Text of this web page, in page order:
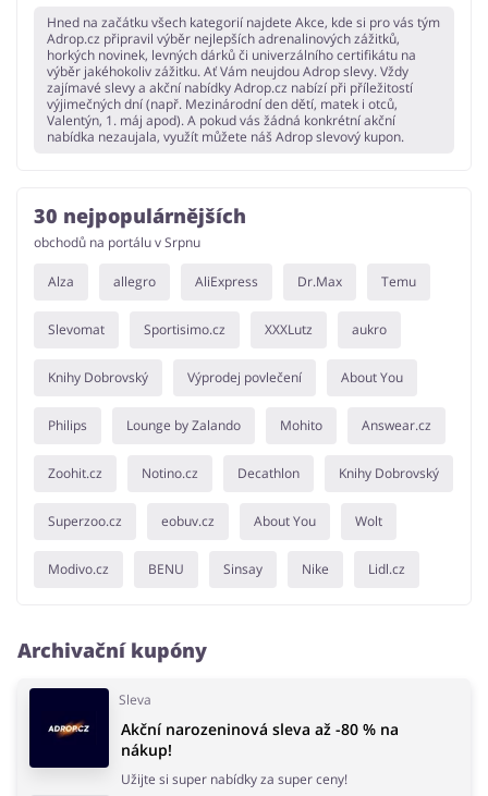
Hned na začátku všech kategorií najdete Akce, kde si pro vás tým
Adrop.cz připravil výběr nejlepších adrenalinových zážitků,
horkých novinek, levných dárků či univerzálního certifikátu na
výběr jakéhokoliv zážitku. Ať Vám neujdou Adrop slevy. Vždy
zajímavé slevy a akční nabídky Adrop.cz nabízí při příležitostí
výjimečných dní (např. Mezinárodní den dětí, matek i otců,
Valentýn, 1. máj apod). A pokud vás žádná konkrétní akční
nabídka nezaujala, využít můžete náš Adrop slevový kupon.
30 nejpopulárnějších
obchodů na portálu v Srpnu
Alza allegro AliExpress Dr.Max Temu
Slevomat Sportisimo.cz XXXLutz aukro
Knihy Dobrovský Výprodej povlečení About You
Philips Lounge by Zalando Mohito Answear.cz
Zoohit.cz Notino.cz Decathlon Knihy Dobrovský
Superzoo.cz eobuv.cz About You Wolt
Modivo.cz BENU Sinsay Nike Lidl.cz
Archivační kupóny
Sleva
Akční narozeninová sleva až -80 % na
nákup!
Užijte si super nabídky za super ceny!